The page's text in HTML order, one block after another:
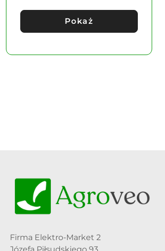
-
Pokaż
Firma Elektro-Market 2